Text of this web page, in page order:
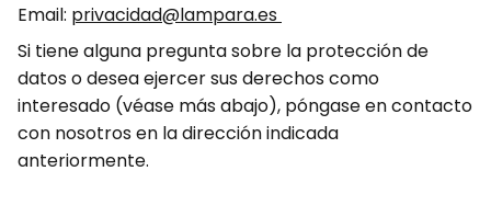
Email: privacidad@lampara.es
Si tiene alguna pregunta sobre la protección de
datos o desea ejercer sus derechos como
interesado (véase más abajo), póngase en contacto
con nosotros en la dirección indicada
anteriormente.